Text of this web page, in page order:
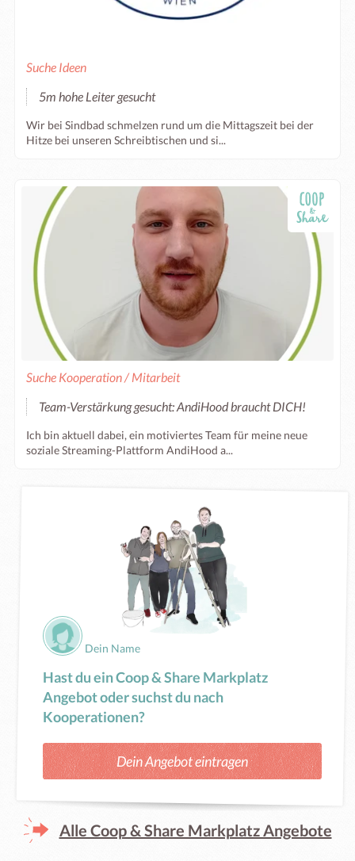
Suche Ideen
5m hohe Leiter gesucht
Wir bei Sindbad schmelzen rund um die Mittagszeit bei der
Hitze bei unseren Schreibtischen und si...
Suche Kooperation / Mitarbeit
Team-Verstärkung gesucht: AndiHood braucht DICH!
Ich bin aktuell dabei, ein motiviertes Team für meine neue
soziale Streaming-Plattform AndiHood a...
Dein Name
Hast du ein Coop & Share Markplatz
Angebot oder suchst du nach
Kooperationen?
Dein Angebot eintragen
Alle Coop & Share Markplatz Angebote